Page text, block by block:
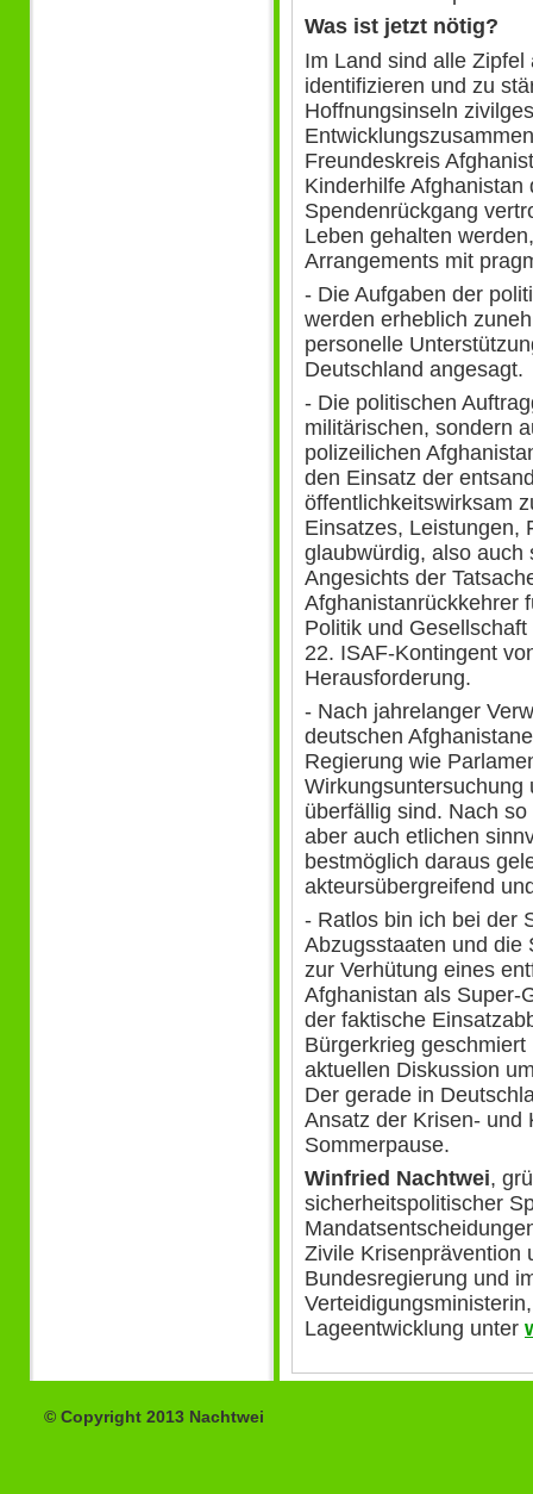
Was ist jetzt nötig?
Im Land sind alle
identifizieren und zu
Hoffnungsinseln
Freundeskreis
Kinderhilfe Afghanistan
Spendenrückgang
Leben gehalten
Arrangements mit
- Die Aufgaben der
werden erheblich
personelle
Deutschland angesagt.
- Die politischen
militärischen, sondern
polizeilichen
den Einsatz der
öffentlichkeitswirksam
Einsatzes, Leistungen,
glaubwürdig, also auch
Angesichts der
Afghanistanrückkehrer
Politik und
22. ISAF-Kontingent
Herausforderung.
- Nach jahrelanger
deutschen
Regierung wie
Wirkungsuntersuchung
überfällig sind. Nach
aber auch etlichen
bestmöglich daraus
akteursübergreifend
- Ratlos bin ich bei der
Abzugsstaaten und die
zur Verhütung eines
Afghanistan als Super-
der faktische
Bürgerkrieg
aktuellen Diskussion
Der gerade in
Ansatz der Krisen- und
Sommerpause.
Winfried Nachtwei,
sicherheitspolitischer
Zivile Krisenprävention
Bundesregierung und
Lageentwicklung unter
© Copyright 2013 Nachtwei